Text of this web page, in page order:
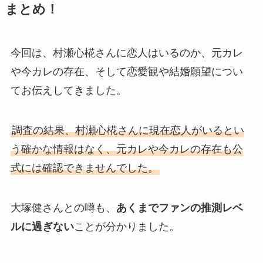
まとめ！
今回は、村瀬心椛さんに恋人はいるのか、元カレ
や今カレの存在、そして恋愛観や結婚願望につい
てお伝えしてきました。
調査の結果、村瀬心椛さんに現在恋人がいるとい
う確かな情報はなく、元カレや今カレの存在も公
式には確認できませんでした。
大塚健さんとの噂も、 あくまでファンの推測レベ
ルに過ぎないことが分かりました。